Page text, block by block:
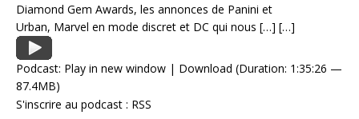
Diamond Gem Awards, les annonces de Panini et
Urban, Marvel en mode discret et DC qui nous […] […]
Podcast: Play in new window | Download (Duration: 1:35:26 —
87.4MB)
S'inscrire au podcast : RSS